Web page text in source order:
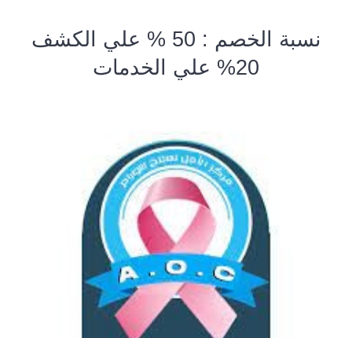
نسبة الخصم : 50 % علي الكشف
20% علي الخدمات